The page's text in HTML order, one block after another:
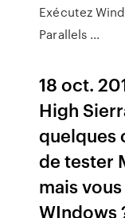
Exécutez
Parallels ...
18 oct.
High
quelques
de tester
mais
WIndows